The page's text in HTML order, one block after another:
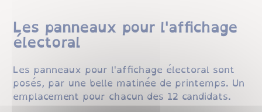
Les panneaux pour l'affichage
électoral
Les panneaux pour l'affichage électoral sont
posés, par une belle matinée de printemps. Un
emplacement pour chacun des 12 candidats.